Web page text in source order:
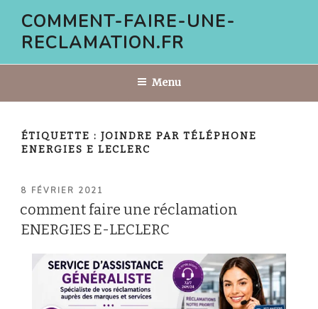
contenu
COMMENT-FAIRE-UNE-
RECLAMATION.FR
Menu
ÉTIQUETTE : JOINDRE PAR TÉLÉPHONE
ENERGIES E LECLERC
PUBLIÉ
8 FÉVRIER 2021
comment faire une réclamation
ENERGIES E-LECLERC